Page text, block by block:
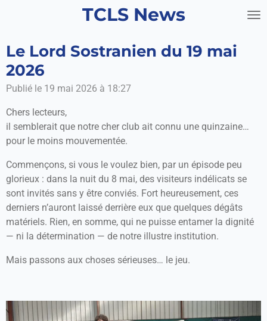
principal
TCLS News
Le Lord Sostranien du 19 mai
2026
Publié le 19 mai 2026 à 18:27
Chers lecteurs,
il semblerait que notre cher club ait connu une quinzaine…
pour le moins mouvementée.
Commençons, si vous le voulez bien, par un épisode peu
glorieux : dans la nuit du 8 mai, des visiteurs indélicats se
sont invités sans y être conviés. Fort heureusement, ces
derniers n’auront laissé derrière eux que quelques dégâts
matériels. Rien, en somme, qui ne puisse entamer la dignité
— ni la détermination — de notre illustre institution.
Mais passons aux choses sérieuses… le jeu.